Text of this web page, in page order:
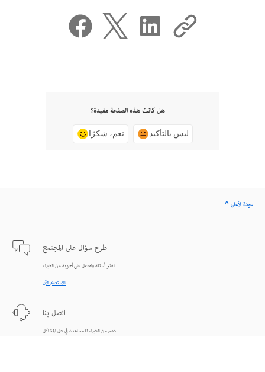
هل كانت هذه الصفحة مفيدة؟
نعم، شكرًا ليس بالتأكيد
طرح سؤال على المجتمع
انشر أسئلة واحصل على أجوبة من الخبراء.
الاستعلام الآن
اتصل بنا
دعم من الخبراء للمساعدة في حل المشاكل.
^ عودة لأعلى